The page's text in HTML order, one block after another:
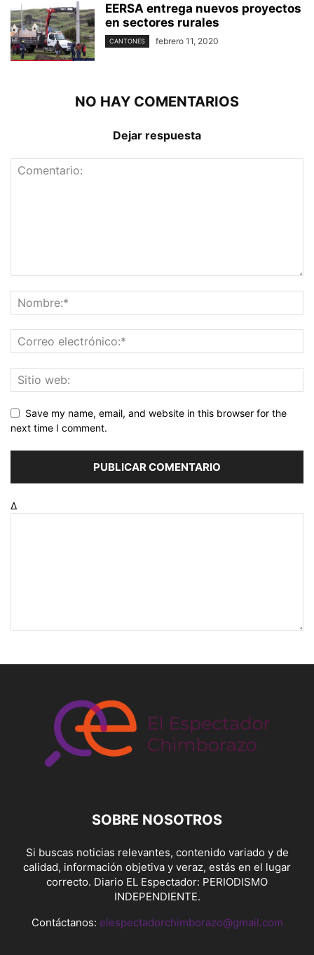
EERSA entrega nuevos proyectos
en sectores rurales
CANTONES febrero 11, 2020
NO HAY COMENTARIOS
Dejar respuesta
Save my name, email, and website in this browser for the
next time I comment.
Δ
SOBRE NOSOTROS
Si buscas noticias relevantes, contenido variado y de
calidad, información objetiva y veraz, estás en el lugar
correcto. Diario EL Espectador: PERIODISMO
INDEPENDIENTE.
Contáctanos: elespectadorchimborazo@gmail.com